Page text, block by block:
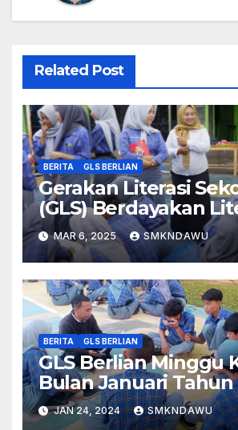
Related Post
BERITA GLS BERLIAN
Gerakan Literasi
(GLS) Berdayakan
Dawuan (BERLIAN)
MAR 6, 2025 SMKNDAWU
BERITA GLS BERLIAN
GLS Berlian Minggu
Bulan Januari Tahun
JAN 24, 2024 SMKNDAWU